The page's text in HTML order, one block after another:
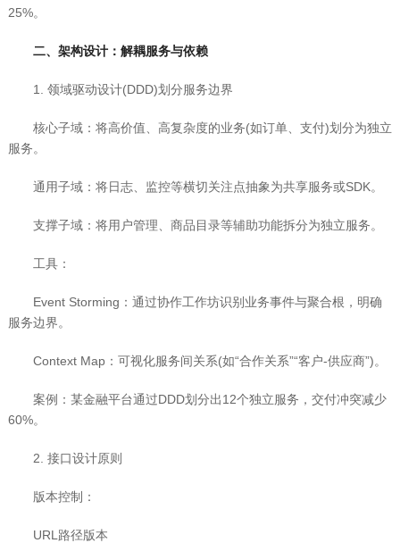
25%。
二、架构设计：解耦服务与依赖
1. 领域驱动设计(DDD)划分服务边界
核心子域：将高价值、高复杂度的业务(如订单、支付)划分为独立
服务。
通用子域：将日志、监控等横切关注点抽象为共享服务或SDK。
支撑子域：将用户管理、商品目录等辅助功能拆分为独立服务。
工具：
Event Storming：通过协作工作坊识别业务事件与聚合根，明确
服务边界。
Context Map：可视化服务间关系(如“合作关系”“客户-供应商”)。
案例：某金融平台通过DDD划分出12个独立服务，交付冲突减少
60%。
2. 接口设计原则
版本控制：
URL路径版本